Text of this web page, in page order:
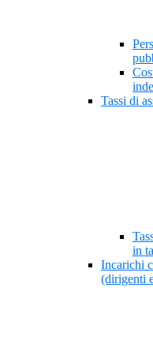
Tassi di
in
Incarichi
(dirigenti